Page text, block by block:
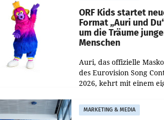
Halbjahr 2026
ORF Kids startet
Format „Auri und
um die Träume
Menschen
Auri, das offizielle
des Eurovision Song
2026, kehrt mit einem
zurück. In der neuen
„Auri und Du“ bei ORF
MARKETING & MEDIA